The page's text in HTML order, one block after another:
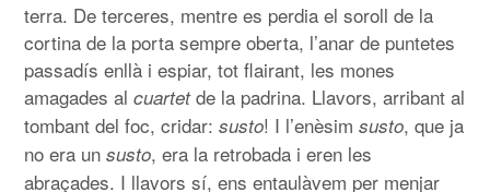
terra. De terceres, mentre es perdia el soroll de la
cortina de la porta sempre oberta, l’anar de puntetes
passadís enllà i espiar, tot flairant, les mones
amagades alcuartetde la padrina. Llavors, arribant al
tombant del foc, cridar:susto! I l’enèsimsusto, que ja
no era unsusto, era la retrobada i eren les
abraçades. I llavors sí, ens entaulàvem per menjar